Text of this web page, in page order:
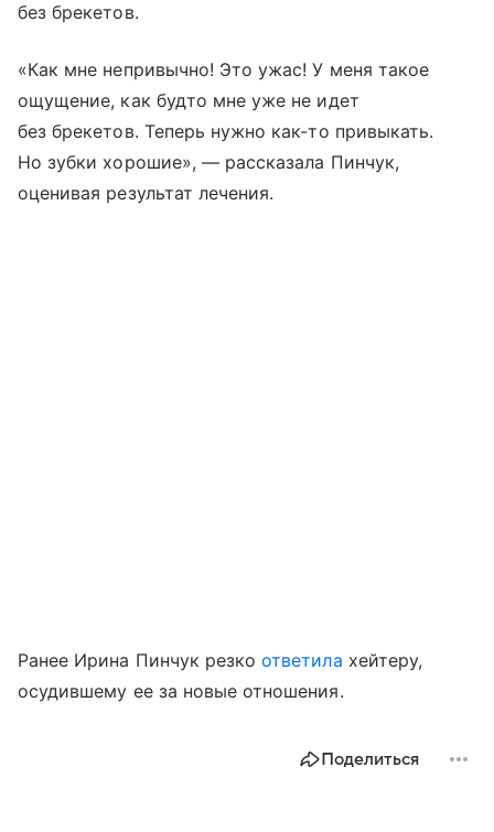
без брекетов.
«Как мне непривычно! Это ужас! У меня такое
ощущение, как будто мне уже не идет
без брекетов. Теперь нужно как-то привыкать.
Но зубки хорошие», — рассказала Пинчук,
оценивая результат лечения.
Ранее Ирина Пинчук резкоответила хейтеру,
осудившему ее за новые отношения.
Поделиться